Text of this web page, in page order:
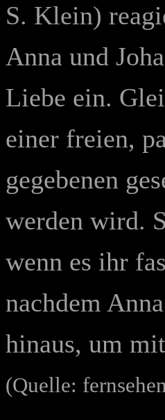
S. Klein)
Anna und
Liebe ein.
einer freien,
gegebenen
werden wird.
wenn es ihr
nachdem
hinaus, um
(Quelle: